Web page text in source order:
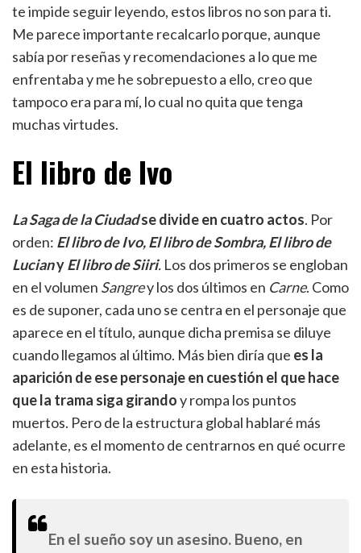
te impide seguir leyendo, estos libros no son para ti.
Me parece importante recalcarlo porque, aunque
sabía por reseñas y recomendaciones a lo que me
enfrentaba y me he sobrepuesto a ello, creo que
tampoco era para mí, lo cual no quita que tenga
muchas virtudes.
El libro de Ivo
La Saga de la Ciudadse divide en cuatro actos. Por
orden: El libro de Ivo, El libro de Sombra, El libro de
LucianyEl libro de Siiri. Los dos primeros se engloban
en el volumen Sangrey los dos últimos en Carne. Como
es de suponer, cada uno se centra en el personaje que
aparece en el título, aunque dicha premisa se diluye
cuando llegamos al último. Más bien diría que es la
aparición de ese personaje en cuestión el que hace
que la trama siga girandoy rompa los puntos
muertos. Pero de la estructura global hablaré más
adelante, es el momento de centrarnos en qué ocurre
en esta historia.
En el sueño soy un asesino. Bueno, en